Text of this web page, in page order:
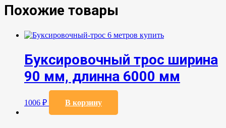
Похожие товары
Буксировочный трос ширина
90 мм, длинна 6000 мм
1006 ₽ В корзину